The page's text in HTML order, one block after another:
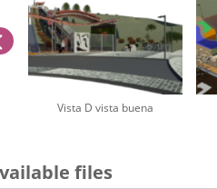
Vista D vista buena
previus
files